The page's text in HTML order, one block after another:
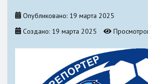
Опубликовано: 19 марта 2025
Создано: 19 марта 2025